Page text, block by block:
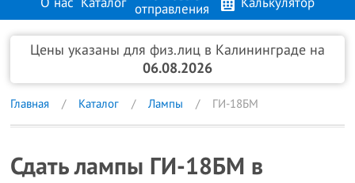
О нас Каталог отправления
Калькулятор
Продажа металлов FAQ
Цены указаны для физ.лиц в Калининграде на
06.08.2026
Главная Каталог Лампы ГИ-18БМ
Сдать лампы ГИ-18БМ в